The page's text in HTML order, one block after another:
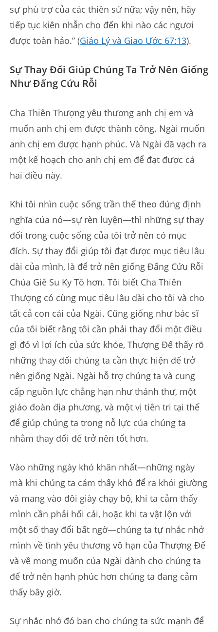
sự phù trợ của các thiên sứ nữa; vậy nên, hãy
tiếp tục kiên nhẫn cho đến khi nào các ngươi
được toàn hảo.” (Giáo Lý và Giao Ước 67:13).
Sự Thay Đổi Giúp Chúng Ta Trở Nên Giống
Như Đấng Cứu Rỗi
Cha Thiên Thượng yêu thương anh chị em và
muốn anh chị em được thành công. Ngài muốn
anh chị em được hạnh phúc. Và Ngài đã vạch ra
một kế hoạch cho anh chị em để đạt được cả
hai điều này.
Khi tôi nhìn cuộc sống trần thế theo đúng định
nghĩa của nó—sự rèn luyện—thì những sự thay
đổi trong cuộc sống của tôi trở nên có mục
đích. Sự thay đổi giúp tôi đạt được mục tiêu lâu
dài của mình, là để trở nên giống Đấng Cứu Rỗi
Chúa Giê Su Ky Tô hơn. Tôi biết Cha Thiên
Thượng có cùng mục tiêu lâu dài cho tôi và cho
tất cả con cái của Ngài. Cũng giống như bác sĩ
của tôi biết rằng tôi cần phải thay đổi một điều
gì đó vì lợi ích của sức khỏe, Thượng Đế thấy rõ
những thay đổi chúng ta cần thực hiện để trở
nên giống Ngài. Ngài hỗ trợ chúng ta và cung
cấp nguồn lực chẳng hạn như thánh thư, một
giáo đoàn địa phương, và một vị tiên tri tại thế
để giúp chúng ta trong nỗ lực của chúng ta
nhằm thay đổi để trở nên tốt hơn.
Vào những ngày khó khăn nhất—những ngày
mà khi chúng ta cảm thấy khó để ra khỏi giường
và mang vào đôi giày chạy bộ, khi ta cảm thấy
mình cần phải hối cải, hoặc khi ta vật lộn với
một số thay đổi bất ngờ—chúng ta tự nhắc nhở
mình về tình yêu thương vô hạn của Thượng Đế
và về mong muốn của Ngài dành cho chúng ta
để trở nên hạnh phúc hơn chúng ta đang cảm
thấy bây giờ.
Sự nhắc nhở đó ban cho chúng ta sức mạnh để